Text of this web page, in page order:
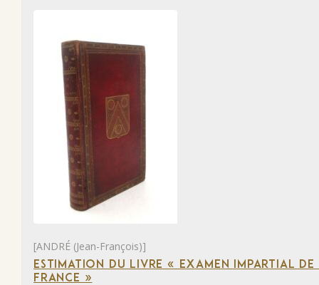
[ANDRÉ (Jean-François)]
ESTIMATION DU LIVRE « EXAMEN IMPARTIAL
FRANCE »